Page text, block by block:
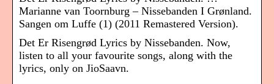
Marianne van Toornburg – Nissebanden I Grønland.
Sangen om Luffe (1) (2011 Remastered Version).
Det Er Risengrød Lyrics by Nissebanden. Now,
listen to all your favourite songs, along with the
lyrics, only on JioSaavn.